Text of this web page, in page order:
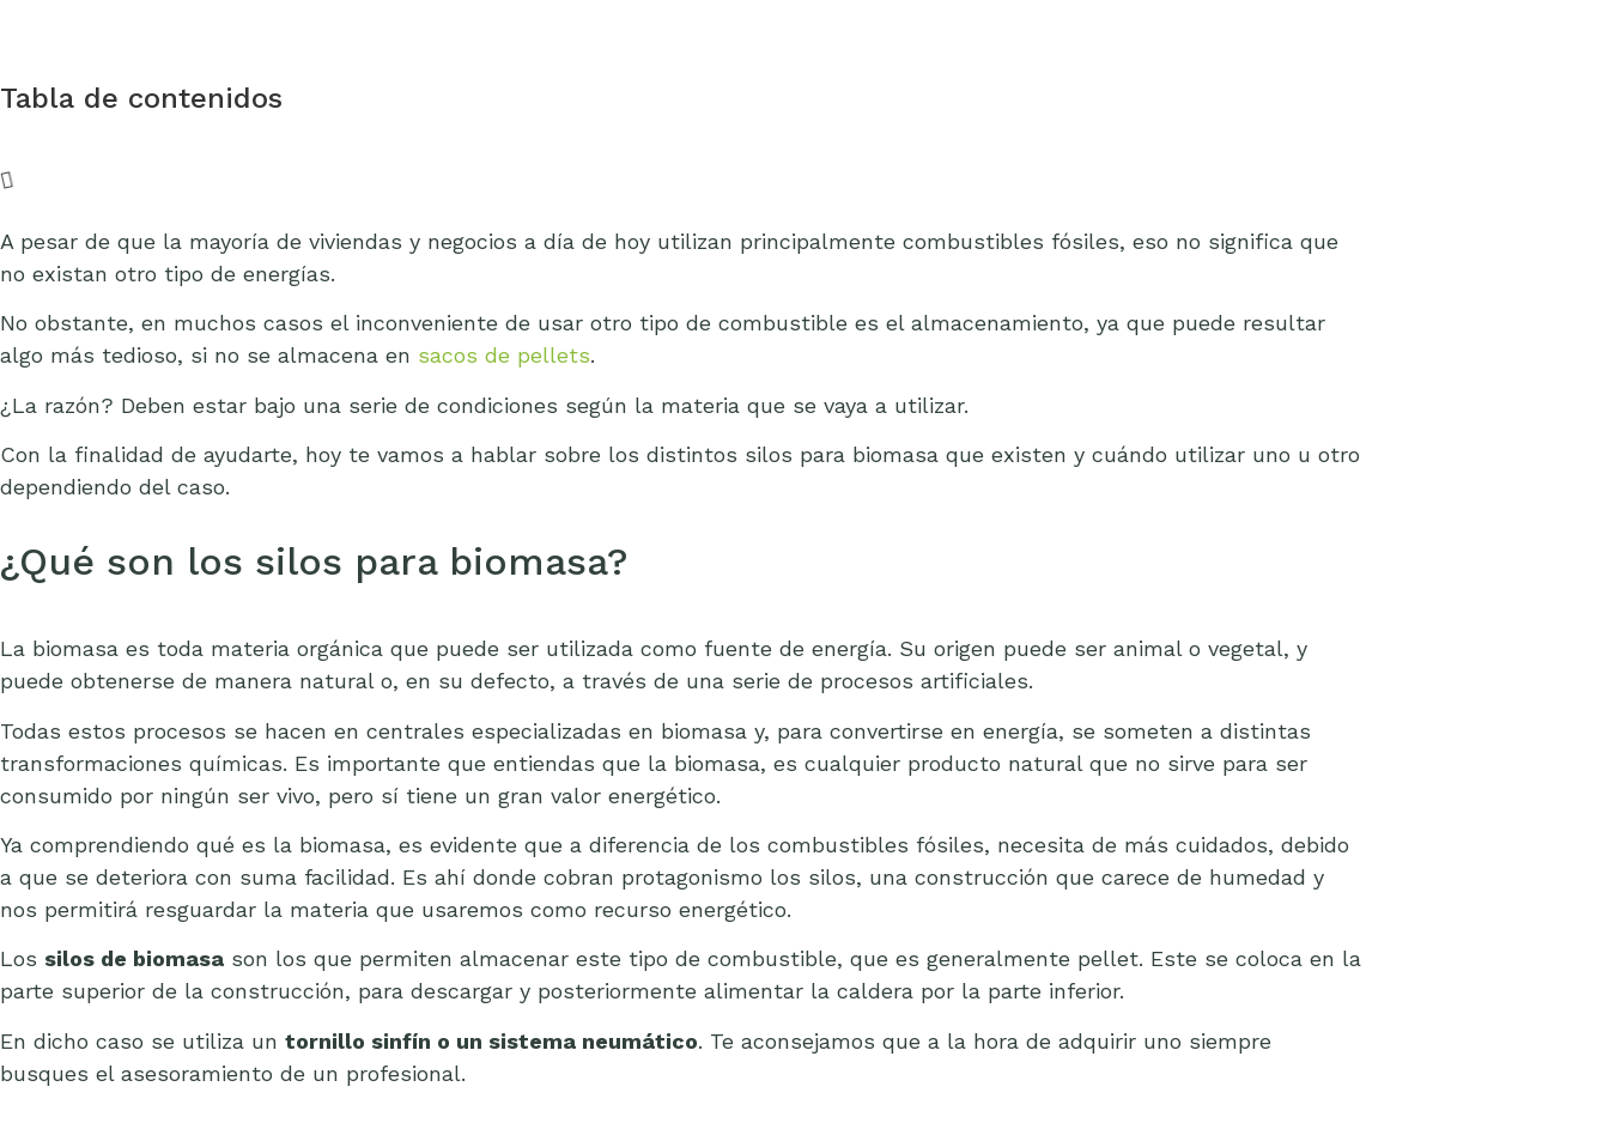
Tabla de contenidos
A pesar de que la mayoría de viviendas y negocios a día de hoy utilizan principalmente combustibles fósiles, eso no significa que
no existan otro tipo de energías.
No obstante, en muchos casos el inconveniente de usar otro tipo de combustible es el almacenamiento, ya que puede resultar
algo más tedioso, si no se almacena en sacos de pellets.
¿La razón? Deben estar bajo una serie de condiciones según la materia que se vaya a utilizar.
Con la finalidad de ayudarte, hoy te vamos a hablar sobre los distintos silos para biomasa que existen y cuándo utilizar uno u otro
dependiendo del caso.
¿Qué son los silos para biomasa?
La biomasa es toda materia orgánica que puede ser utilizada como fuente de energía. Su origen puede ser animal o vegetal, y
puede obtenerse de manera natural o, en su defecto, a través de una serie de procesos artificiales.
Todas estos procesos se hacen en centrales especializadas en biomasa y, para convertirse en energía, se someten a distintas
transformaciones químicas. Es importante que entiendas que la biomasa, es cualquier producto natural que no sirve para ser
consumido por ningún ser vivo, pero sí tiene un gran valor energético.
Ya comprendiendo qué es la biomasa, es evidente que a diferencia de los combustibles fósiles, necesita de más cuidados, debido
a que se deteriora con suma facilidad. Es ahí donde cobran protagonismo los silos, una construcción que carece de humedad y
nos permitirá resguardar la materia que usaremos como recurso energético.
Los silos de biomasa son los que permiten almacenar este tipo de combustible, que es generalmente pellet. Este se coloca en la
parte superior de la construcción, para descargar y posteriormente alimentar la caldera por la parte inferior.
En dicho caso se utiliza un tornillo sinfín o un sistema neumático. Te aconsejamos que a la hora de adquirir uno siempre
busques el asesoramiento de un profesional.